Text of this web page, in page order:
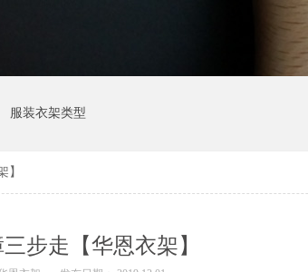
服装衣架类型
】
步走【华恩衣架】